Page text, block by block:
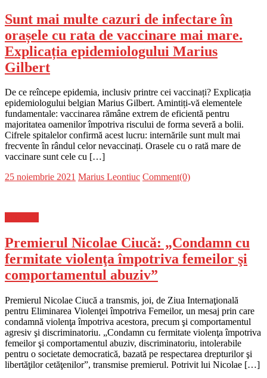
Sunt mai multe cazuri de infectare în
orașele cu rata de vaccinare mai mare.
Explicația epidemiologului Marius
Gilbert
De ce reîncepe epidemia, inclusiv printre cei vaccinați? Explicația
epidemiologului belgian Marius Gilbert. Amintiți-vă elementele
fundamentale: vaccinarea rămâne extrem de eficientă pentru
majoritatea oamenilor împotriva riscului de forma severă a bolii.
Cifrele spitalelor confirmă acest lucru: internările sunt mult mai
frecvente în rândul celor nevaccinați. Orasele cu o rată mare de
vaccinare sunt cele cu […]
Posted
25 noiembrie 2021 Author
Marius Leontiuc Comment(0)
Premierul Nicolae Ciucă: „Condamn cu
fermitate violenţa împotriva femeilor şi
comportamentul abuziv”
Premierul Nicolae Ciucă a transmis, joi, de Ziua Internaţională
pentru Eliminarea Violenţei împotriva Femeilor, un mesaj prin care
condamnă violenţa împotriva acestora, precum şi comportamentul
agresiv şi discriminatoriu. „Condamn cu fermitate violenţa împotriva
femeilor şi comportamentul abuziv, discriminatoriu, intolerabile
pentru o societate democratică, bazată pe respectarea drepturilor şi
libertăţilor cetăţenilor”, transmise premierul. Potrivit lui Nicolae […]